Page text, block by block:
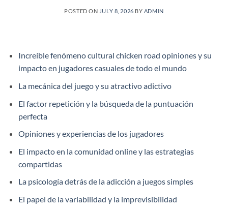
POSTED ON JULY 8, 2026 BY ADMIN
Increíble fenómeno cultural chicken road opiniones y su
impacto en jugadores casuales de todo el mundo
La mecánica del juego y su atractivo adictivo
El factor repetición y la búsqueda de la puntuación
perfecta
Opiniones y experiencias de los jugadores
El impacto en la comunidad online y las estrategias
compartidas
La psicología detrás de la adicción a juegos simples
El papel de la variabilidad y la imprevisibilidad